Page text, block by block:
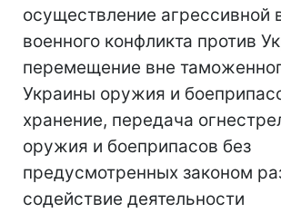
осуществление агрессивной
военного конфликта против
перемещение вне
Украины оружия и
хранение, передача
оружия и боеприпасов без
предусмотренных законом
содействие деятельности